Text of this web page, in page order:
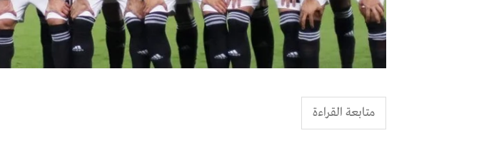
متابعة القراءة